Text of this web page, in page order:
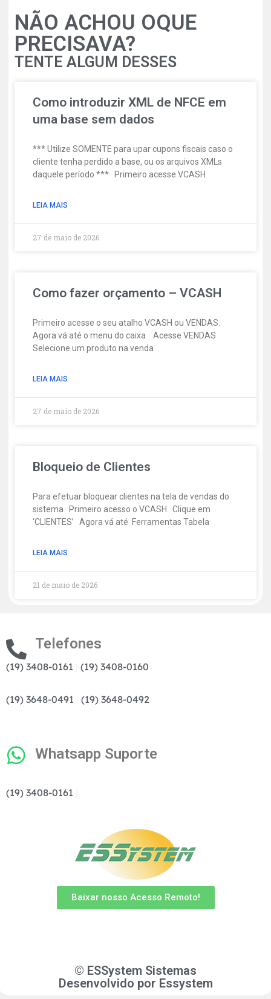
NÃO ACHOU OQUE
PRECISAVA?
TENTE ALGUM DESSES
Como introduzir XML de NFCE em
uma base sem dados
*** Utilize SOMENTE para upar cupons fiscais caso o
cliente tenha perdido a base, ou os arquivos XMLs
daquele período *** Primeiro acesse VCASH
LEIA MAIS
27 de maio de 2026
Como fazer orçamento – VCASH
Primeiro acesse o seu atalho VCASH ou VENDAS.
Agora vá até o menu do caixa Acesse VENDAS
Selecione um produto na venda
LEIA MAIS
27 de maio de 2026
Bloqueio de Clientes
Para efetuar bloquear clientes na tela de vendas do
sistema Primeiro acesso o VCASH Clique em
‘CLIENTES’ Agora vá até Ferramentas Tabela
LEIA MAIS
21 de maio de 2026
Telefones
(19) 3408-0161 (19) 3408-0160
(19) 3648-0491 (19) 3648-0492
Whatsapp Suporte
(19) 3408-0161
Baixar nosso Acesso Remoto!
© ESSystem Sistemas
Desenvolvido por Essystem